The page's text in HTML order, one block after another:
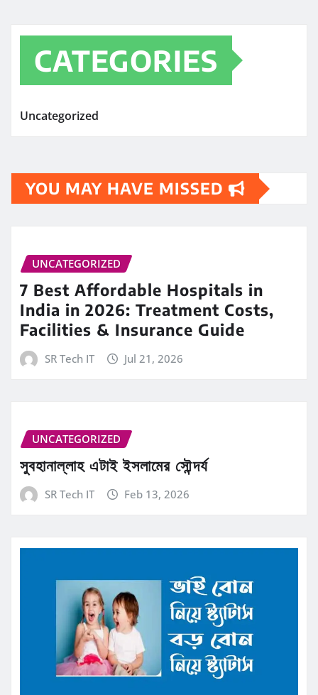
CATEGORIES
Uncategorized
YOU MAY HAVE MISSED
UNCATEGORIZED
7 Best Affordable Hospitals in
India in 2026: Treatment Costs,
Facilities & Insurance Guide
SR Tech IT Jul 21, 2026
UNCATEGORIZED
সুবহানাল্লাহ এটাই ইসলামের সৌন্দর্য
SR Tech IT Feb 13, 2026